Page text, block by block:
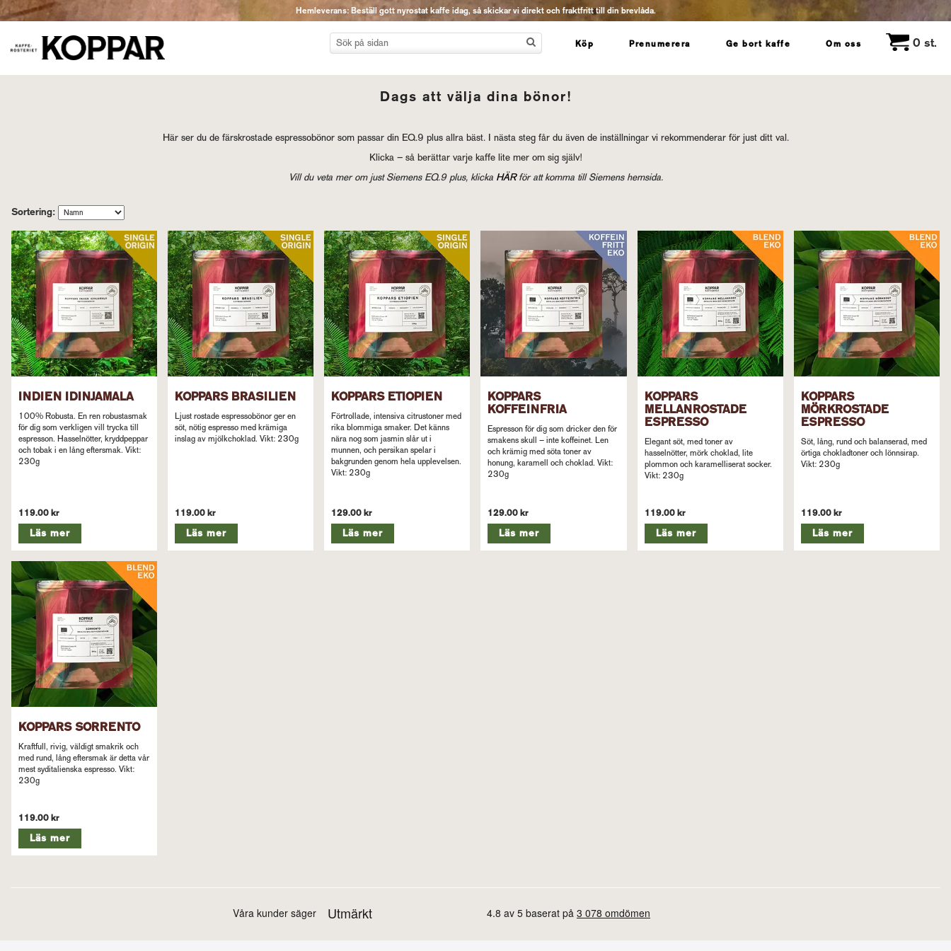
Hemleverans: Beställ gott nyrostat kaffe idag, så skickar vi direkt och fraktfritt till din brevlåda.
Köp Prenumerera Ge bort kaffe Om oss 0 st.
Dags att välja dina bönor!
Här ser du de färskrostade espressobönor som passar din EQ.9 plus allra bäst. I nästa steg får du även de inställningar vi rekommenderar för just ditt val.
Klicka – så berättar varje kaffe lite mer om sig själv!
Vill du veta mer om just Siemens EQ.9 plus, klicka HÄRför att komma till Siemens hemsida.
Sortering:
INDIEN IDINJAMALA
100% Robusta. En ren robustasmak
för dig som verkligen vill trycka till
espresson. Hasselnötter, kryddpeppar
och tobak i en lång eftersmak. Vikt:
230g
119.00 kr
Läs mer
KOPPARS BRASILIEN
Ljust rostade espressobönor ger en
söt, nötig espresso med krämiga
inslag av mjölkchoklad. Vikt: 230g
119.00 kr
Läs mer
KOPPARS ETIOPIEN
Förtrollade, intensiva citrustoner med
rika blommiga smaker. Det känns
nära nog som jasmin slår ut i
munnen, och persikan spelar i
bakgrunden genom hela upplevelsen.
Vikt: 230g
129.00 kr
Läs mer
KOPPARS
KOFFEINFRIA
Espresson för dig som dricker den för
smakens skull – inte koffeinet. Len
och krämig med söta toner av
honung, karamell och choklad. Vikt:
230g
129.00 kr
Läs mer
KOPPARS
MELLANROSTADE
ESPRESSO
Elegant söt, med toner av
hasselnötter, mörk choklad, lite
plommon och karamelliserat socker.
Vikt: 230g
119.00 kr
Läs mer
KOPPARS
MÖRKROSTADE
ESPRESSO
Söt, lång, rund och balanserad, med
örtiga chokladtoner och lönnsirap.
Vikt: 230g
119.00 kr
Läs mer
KOPPARS SORRENTO
Kraftfull, rivig, väldigt smakrik och
med rund, lång eftersmak är detta vår
mest syditalienska espresso. Vikt:
230g
119.00 kr
Läs mer